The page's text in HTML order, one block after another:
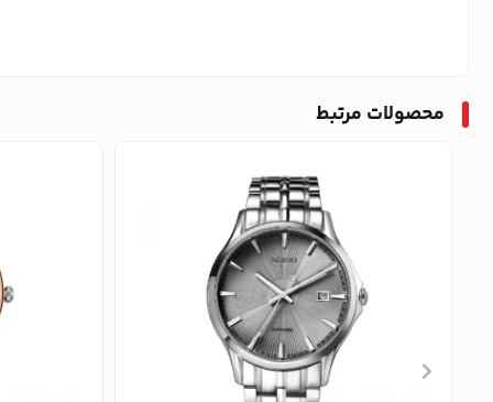
محصولات مرتبط